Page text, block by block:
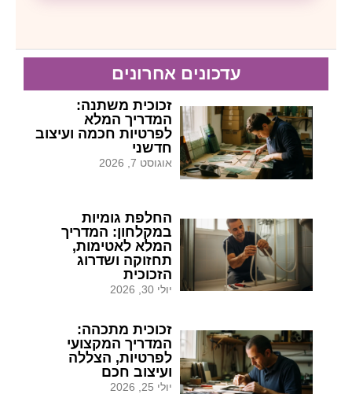
עדכונים אחרונים
זכוכית משתנה:
המדריך המלא
לפרטיות חכמה ועיצוב
חדשני
אוגוסט 7, 2026
החלפת גומיות
במקלחון: המדריך
המלא לאטימות,
תחזוקה ושדרוג
הזכוכית
יולי 30, 2026
זכוכית מתכהה:
המדריך המקצועי
לפרטיות, הצללה
ועיצוב חכם
יולי 25, 2026